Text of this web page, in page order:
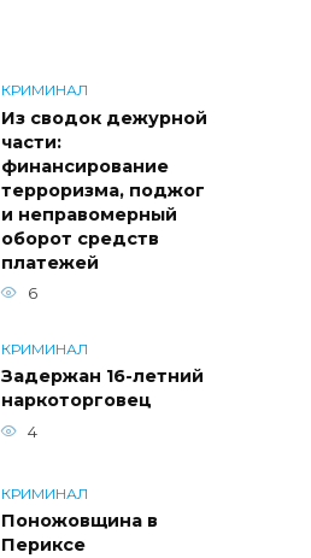
КРИМИНАЛ
Из сводок дежурной
части:
финансирование
терроризма, поджог
и неправомерный
оборот средств
платежей
6
КРИМИНАЛ
Задержан 16-летний
наркоторговец
4
КРИМИНАЛ
Поножовщина в
Периксе